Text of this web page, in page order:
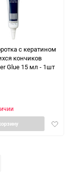
с кератином
кончиков
Glue 15 мл - 1шт